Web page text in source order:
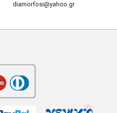
diamorfosi@yahoo.gr